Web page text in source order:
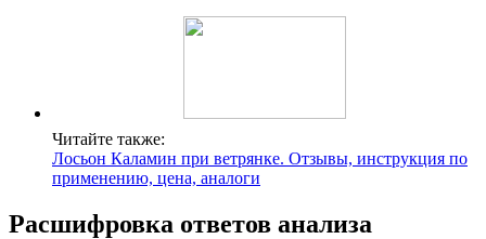
Читайте также:
Лосьон Каламин при ветрянке. Отзывы, инструкция по
применению, цена, аналоги
Расшифровка ответов анализа